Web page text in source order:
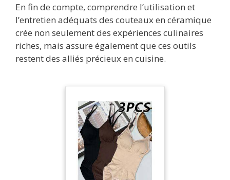
En fin de compte, comprendre l’utilisation et
l’entretien adéquats des couteaux en céramique
crée non seulement des expériences culinaires
riches, mais assure également que ces outils
restent des alliés précieux en cuisine.